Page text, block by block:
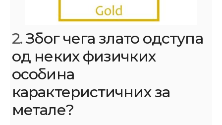
2.Због чега злато одступа
од неких физичких
особина
карактеристичних за
метале?